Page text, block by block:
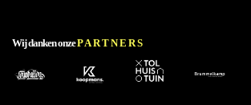
Wij danken onzePARTNERS